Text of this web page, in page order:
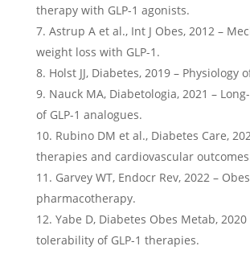
therapy with GLP-1 agonists.
Astrup A et al., Int J Obes, 2012 –
weight loss with GLP-1.
Holst JJ, Diabetes, 2019 – Physiology
Nauck MA, Diabetologia, 2021 –
of GLP-1 analogues.
Rubino DM et al., Diabetes Care,
therapies and cardiovascular
Garvey WT, Endocr Rev, 2022 –
pharmacotherapy.
Yabe D, Diabetes Obes Metab,
tolerability of GLP-1 therapies.